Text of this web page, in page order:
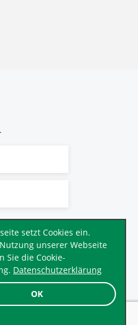
OK
setzt Cookies ein.
unserer Webseite
Sie die Cookie-
Datenschutzerklärung
.*